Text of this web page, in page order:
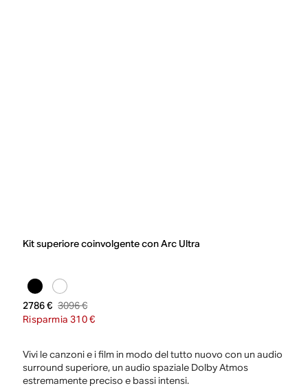
Kit superiore coinvolgente con Arc Ultra
2786 € 3096 €
Risparmia 310 €
Vivi le canzoni e i film in modo del tutto nuovo con un audio
surround superiore, un audio spaziale Dolby Atmos
estremamente preciso e bassi intensi.